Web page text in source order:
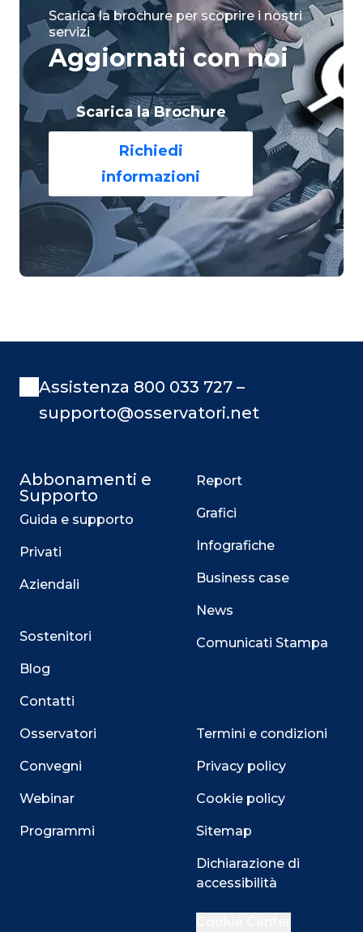
Scarica la brochure per scoprire i nostri
servizi
Aggiornati con noi
Scarica la Brochure
Richiedi
informazioni
Assistenza 800 033 727 –
supporto@osservatori.net
Abbonamenti e
Supporto
Guida e supporto
Privati
Aziendali
Sostenitori
Blog
Contatti
Osservatori
Convegni
Webinar
Programmi
Report
Grafici
Infografiche
Business case
News
Comunicati Stampa
Termini e condizioni
Privacy policy
Cookie policy
Sitemap
Dichiarazione di
accessibilità